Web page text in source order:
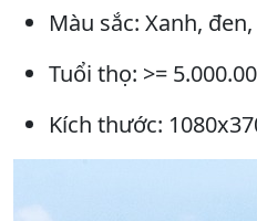
Màu sắc: Xanh,
Tuổi thọ: >=
Kích thước: